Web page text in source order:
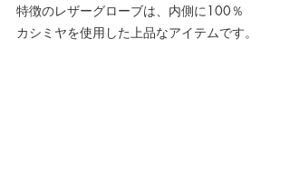
特徴のレザーグローブは、内側に100％
カシミヤを使用した上品なアイテムです。